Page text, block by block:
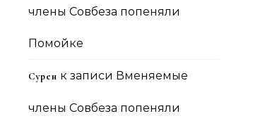
члены Совбеза попеняли
Помойке
Сурен к записи Вменяемые
члены Совбеза попеняли